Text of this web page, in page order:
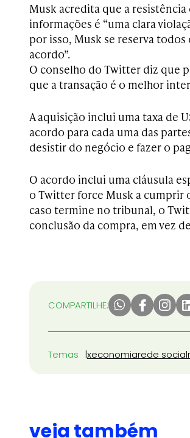
Musk acredita que a
informações é “uma clara
por isso, Musk se reserva
acordo”.
O conselho do Twitter diz que
que a transação é o melhor
A aquisição inclui uma taxa de
acordo para cada uma das
desistir do negócio e fazer o
O acordo inclui uma cláusula
o Twitter force Musk a cumprir
caso termine no tribunal, o
conclusão da compra, em vez
COMPARTILHE:
Temas xeconomiarede social
veja também